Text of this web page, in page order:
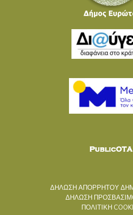
ΔΗΛΩΣΗ ΑΠΟΡΡΗΤΟΥ
ΔΗΛΩΣΗ
ΠΟΛΙΤΙΚΗ